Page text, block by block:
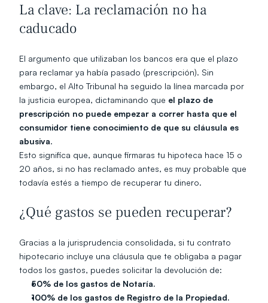
La clave: La reclamación no ha
caducado
El argumento que utilizaban los bancos era que el plazo
para reclamar ya había pasado (prescripción). Sin
embargo, el Alto Tribunal ha seguido la línea marcada por
la justicia europea, dictaminando que el plazo de
prescripción no puede empezar a correr hasta que el
consumidor tiene conocimiento de que su cláusula es
abusiva.
Esto significa que, aunque firmaras tu hipoteca hace 15 o
20 años, si no has reclamado antes, es muy probable que
todavía estés a tiempo de recuperar tu dinero.
¿Qué gastos se pueden recuperar?
Gracias a la jurisprudencia consolidada, si tu contrato
hipotecario incluye una cláusula que te obligaba a pagar
todos los gastos, puedes solicitar la devolución de:
50% de los gastos de Notaría.
100% de los gastos de Registro de la Propiedad.